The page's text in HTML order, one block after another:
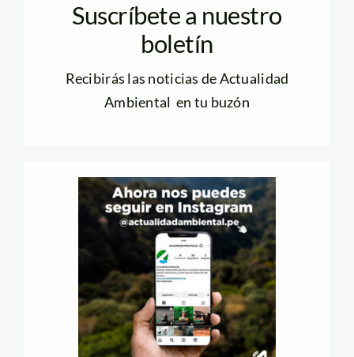
Suscríbete a nuestro
boletín
Recibirás las noticias de Actualidad
Ambiental en tu buzón